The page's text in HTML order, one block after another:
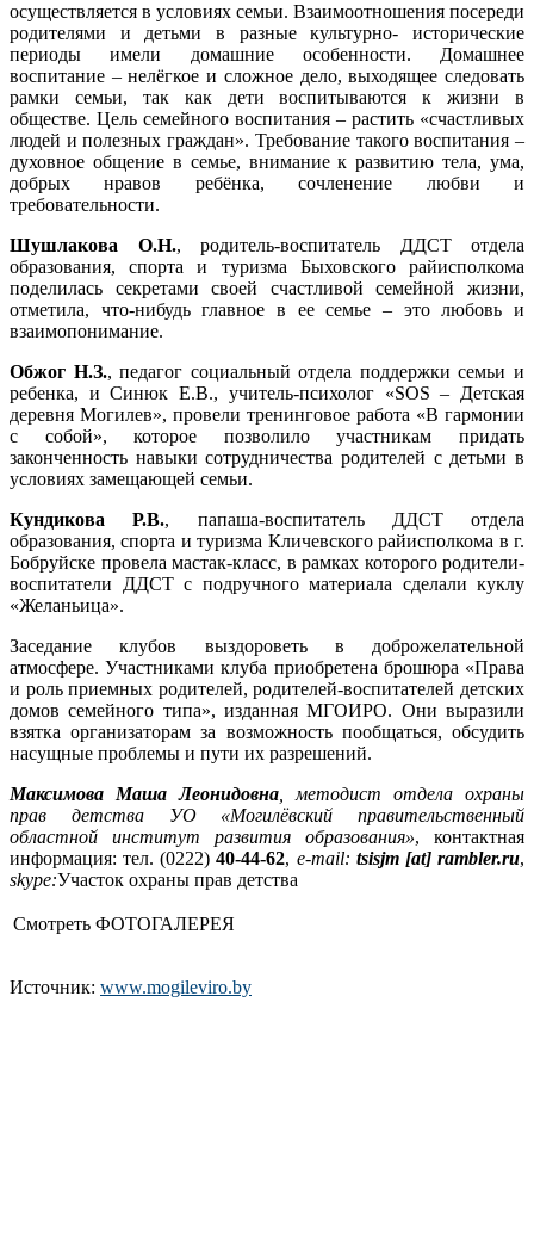
осуществляется в условиях семьи. Взаимоотношения посереди
родителями и детьми в разные культурно- исторические
периоды имели домашние особенности. Домашнее
воспитание – нелёгкое и сложное дело, выходящее следовать
рамки семьи, так как дети воспитываются к жизни в
обществе. Цель семейного воспитания – растить «счастливых
людей и полезных граждан». Требование такого воспитания –
духовное общение в семье, внимание к развитию тела, ума,
добрых нравов ребёнка, сочленение любви и
требовательности.
Шушлакова О.Н., родитель-воспитатель ДДСТ отдела
образования, спорта и туризма Быховского райисполкома
поделилась секретами своей счастливой семейной жизни,
отметила, что-нибудь главное в ее семье – это любовь и
взаимопонимание.
Обжог Н.З., педагог социальный отдела поддержки семьи и
ребенка, и Синюк Е.В., учитель-психолог «SOS – Детская
деревня Могилев», провели тренинговое работа «В гармонии
с собой», которое позволило участникам придать
законченность навыки сотрудничества родителей с детьми в
условиях замещающей семьи.
Кундикова Р.В., папаша-воспитатель ДДСТ отдела
образования, спорта и туризма Кличевского райисполкома в г.
Бобруйске провела мастак-класс, в рамках которого родители-
воспитатели ДДСТ с подручного материала сделали куклу
«Желаньица».
Заседание клубов выздороветь в доброжелательной
атмосфере. Участниками клуба приобретена брошюра «Права
и роль приемных родителей, родителей-воспитателей детских
домов семейного типа», изданная МГОИРО. Они выразили
взятка организаторам за возможность пообщаться, обсудить
насущные проблемы и пути их разрешений.
Максимова Маша Леонидовна , методист отдела охраны
прав детства УО «Могилёвский правительственный
областной институт развития образования», контактная
информация: тел. (0222)40-44-62, e-mail: tsisjm [at] rambler.ru,
skype:Участок охраны прав детства
Смотреть ФОТОГАЛЕРЕЯ
Источник: www.mogileviro.by